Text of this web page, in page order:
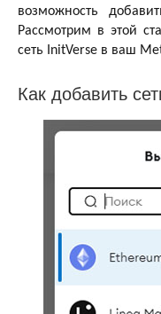
возможность
Рассмотрим в этой
сеть InitVerse в ваш
Как добавить